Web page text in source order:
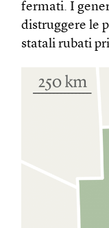
fermati. I
distruggere le
statali rubati